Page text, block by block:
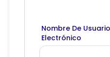
Nombre De
Electrónico